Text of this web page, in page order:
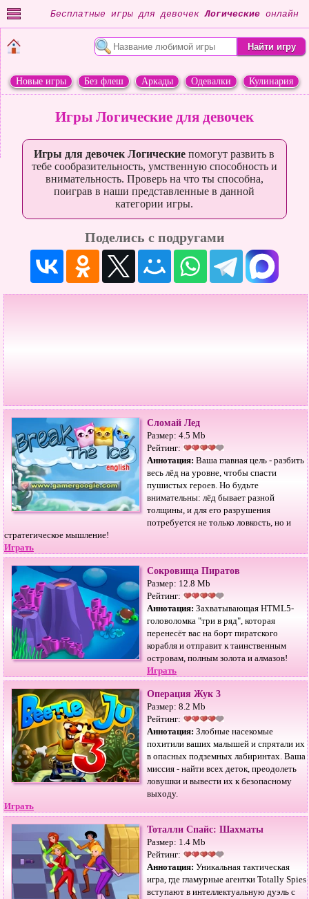
Бесплатные игры для девочекЛогические онлайн
Новые игры Без флеш Аркады Одевалки
Кулинария
Игры Логические для девочек
Игры для девочек Логические помогут развить в
тебе сообразительность, умственную способность и
внимательность. Проверь на что ты способна,
поиграв в наши представленные в данной
категории игры.
Поделись с подругами
Сломай Лед
Размер: 4.5 Mb
Рейтинг:
Аннотация: Ваша главная цель - разбить
весь лёд на уровне, чтобы спасти
пушистых героев. Но будьте
внимательны: лёд бывает разной
толщины, и для его разрушения
потребуется не только ловкость, но и
стратегическое мышление!
Играть
Сокровища Пиратов
Размер: 12.8 Mb
Рейтинг:
Аннотация: Захватывающая HTML5-
головоломка "три в ряд", которая
перенесёт вас на борт пиратского
корабля и отправит к таинственным
островам, полным золота и алмазов!
Играть
Операция Жук 3
Размер: 8.2 Mb
Рейтинг:
Аннотация: Злобные насекомые
похитили ваших малышей и спрятали их
в опасных подземных лабиринтах. Ваша
миссия - найти всех деток, преодолеть
ловушки и вывести их к безопасному
выходу.
Играть
Тоталли Спайс: Шахматы
Размер: 1.4 Mb
Рейтинг:
Аннотация: Уникальная тактическая
игра, где гламурные агентки Totally Spies
вступают в интеллектуальную дуэль с